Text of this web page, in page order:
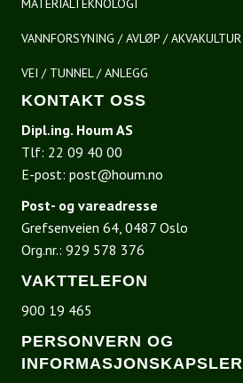
MATERIALTEKNOLOGI
VANNFORSYNING / AVLØP / AKVAKULTUR
VEI / TUNNEL / ANLEGG
KONTAKT OSS
Dipl.ing. Houm AS
Tlf: 22 09 40 00
E-post: post@houm.no
Post- og vareadresse
Grefsenveien 64, 0487 Oslo
Org.nr.: 929 578 376
VAKTTELEFON
900 19 465
PERSONVERN OG
INFORMASJONSKAPSLER